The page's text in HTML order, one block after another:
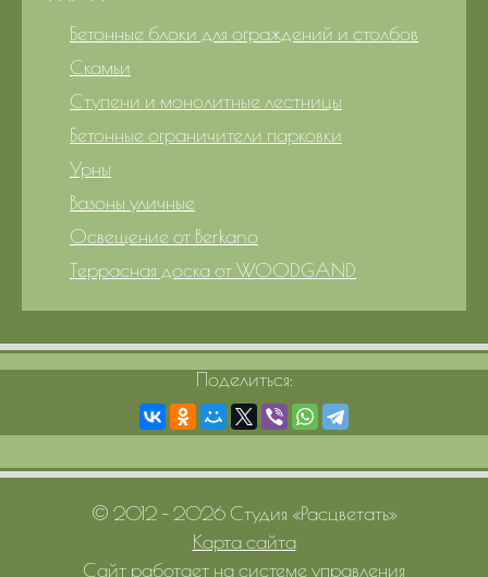
Бетонные блоки для ограждений и столбов
Скамьи
Ступени и монолитные лестницы
Бетонные ограничители парковки
Урны
Вазоны уличные
Освещение от Berkano
Террасная доска от WOODGAND
Поделиться:
© 2012 – 2026 Студия «Расцветать»
Карта сайта
Сайт работает на системе управления